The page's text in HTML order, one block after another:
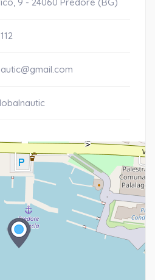
9 - 24060 Predore (BG)